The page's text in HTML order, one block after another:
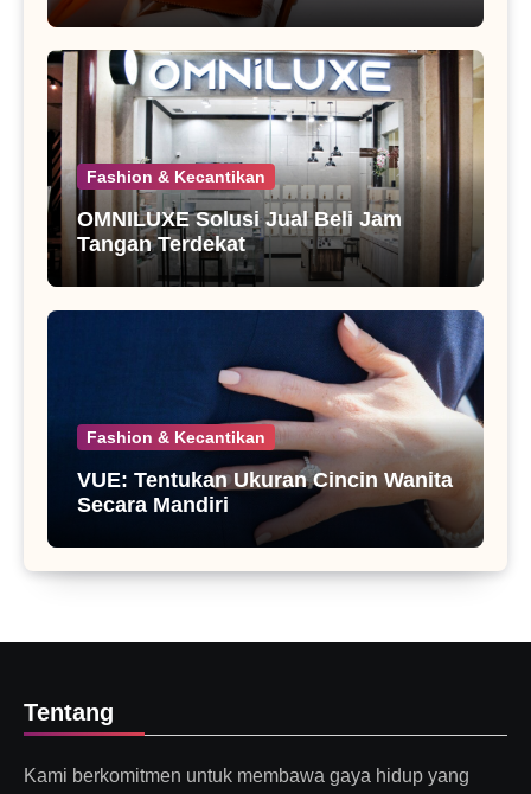
Fashion & Kecantikan
OMNILUXE Solusi Jual Beli Jam
Tangan Terdekat
Fashion & Kecantikan
VUE: Tentukan Ukuran Cincin Wanita
Secara Mandiri
Tentang
Kami berkomitmen untuk membawa gaya hidup yang